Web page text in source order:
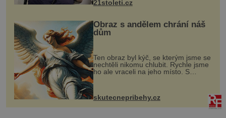
21stoleti.cz
Obraz s andělem chrání náš
dům
Ten obraz byl kýč, se kterým jsme se
nechtěli nikomu chlubit. Rychle jsme
ho ale vraceli na jeho místo. S
manželem Vaškem jsme si pořídili
chaloupku, takový domek na severu
Čech, kde jsme si naplánova...
skutecnepribehy.cz